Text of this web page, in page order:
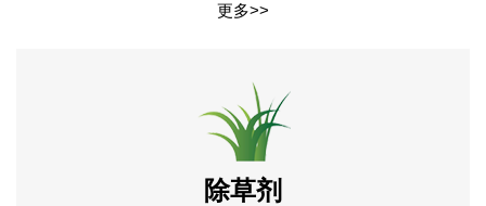
更多>>
除草剂